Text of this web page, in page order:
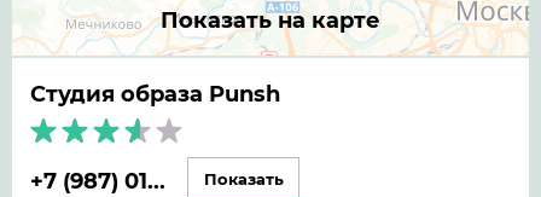
Показать на карте
Студия образа Punsh
+7 (987) 01... Показать